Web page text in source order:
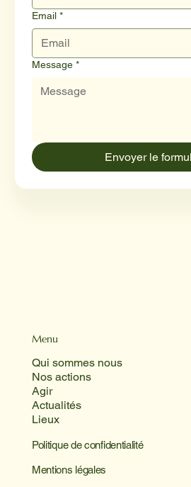
Menu
Qui sommes nous
Nos actions
Agir
Actualités
Lieux
Politique de confidentialité
Mentions légales
Email *
Message *
Envoyer le